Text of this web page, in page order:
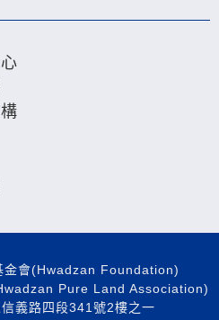
金會(Hwadzan Foundation)
Pure Land Association)
義路四段341號2樓之一